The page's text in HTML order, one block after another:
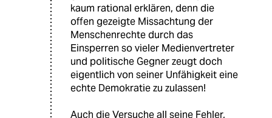
kaum rational erklären, denn die
offen gezeigte Missachtung der
Menschenrechte durch das
Einsperren so vieler Medienvertreter
und politische Gegner zeugt doch
eigentlich von seiner Unfähigkeit eine
echte Demokratie zu zulassen!
Auch die Versuche all seine Fehler,